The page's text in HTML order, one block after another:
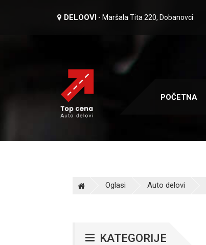
DELOOVI - Maršala Tita 220, Dobanovci
POČETNA
Oglasi Auto delovi
KATEGORIJE